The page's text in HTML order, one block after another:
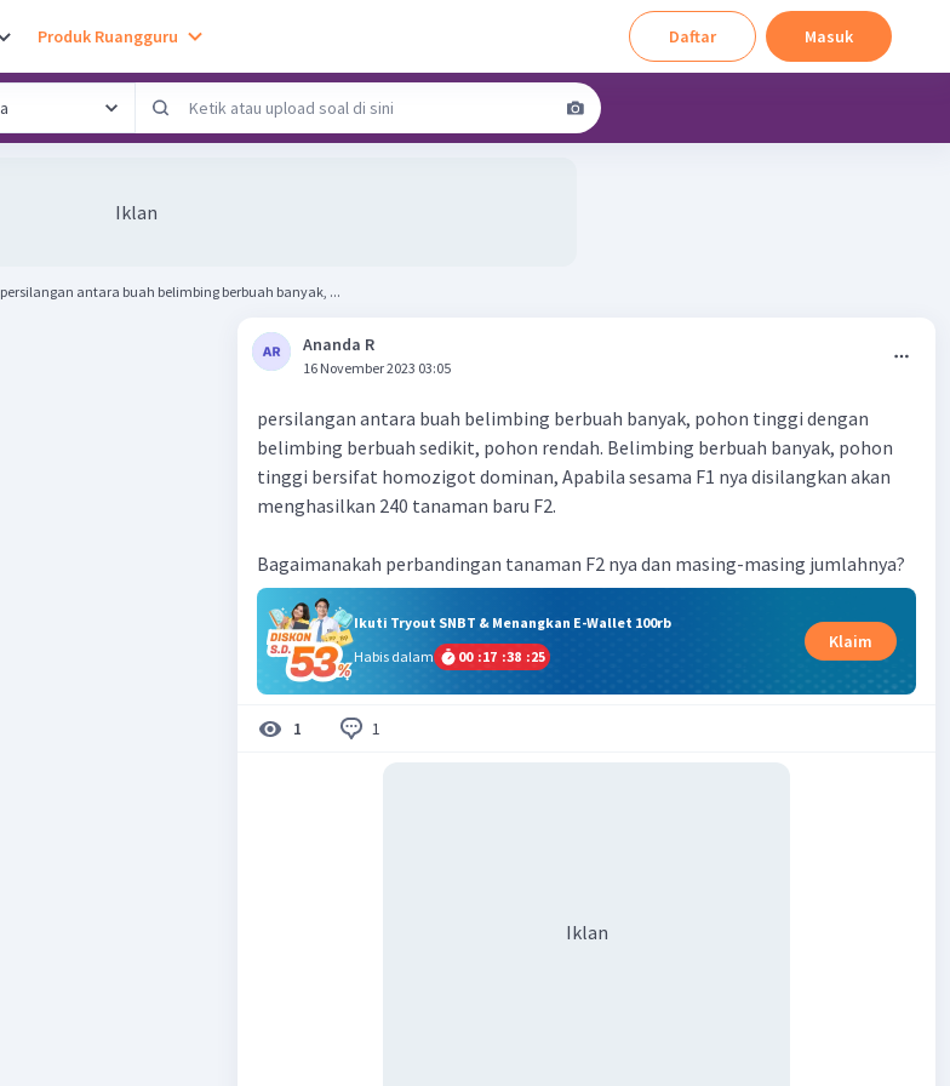
Produk Ruangguru Daftar Masuk
Iklan
persilangan antara buah belimbing berbuah banyak, ...
Ananda R
16 November 2023 03:05
persilangan antara buah belimbing berbuah banyak, pohon tinggi dengan
belimbing berbuah sedikit, pohon rendah. Belimbing berbuah banyak, pohon
tinggi bersifat homozigot dominan, Apabila sesama F1 nya disilangkan akan
menghasilkan 240 tanaman baru F2.
Bagaimanakah perbandingan tanaman F2 nya dan masing-masing jumlahnya?
Ikuti Tryout SNBT & Menangkan E-Wallet 100rb
Habis dalam
00 :17 :38 :24
Klaim
1 1
Iklan